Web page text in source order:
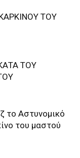
ΤΟΥ
ΤΟΥ
το Αστυνομικό
του μαστού